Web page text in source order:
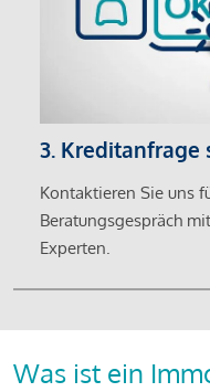
3. Kreditanfrage
Kontaktieren Sie uns
Beratungsgespräch
Experten.
Was ist ein